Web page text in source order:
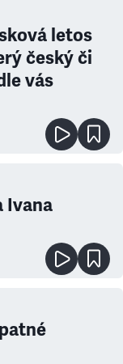
letos
český či
vás
Ivana